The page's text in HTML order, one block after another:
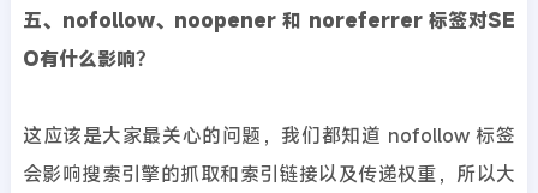
五、nofollow、noopener 和 noreferrer 标签对SE
O有什么影响？
这应该是大家最关心的问题，我们都知道 nofollow 标签
会影响搜索引擎的抓取和索引链接以及传递权重，所以大